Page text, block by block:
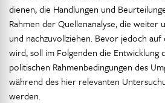
dienen, die Handlungen und
Rahmen der Quellenanalyse, die weiter
und nachzuvollziehen. Bevor jedoch auf
wird, soll im Folgenden die Entwicklung
politischen Rahmenbedingungen des
während des hier relevanten
werden.